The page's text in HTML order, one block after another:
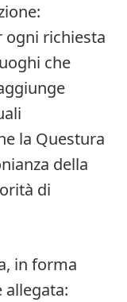
ogni richiesta
che
la Questura
della
di
in forma
allegata: